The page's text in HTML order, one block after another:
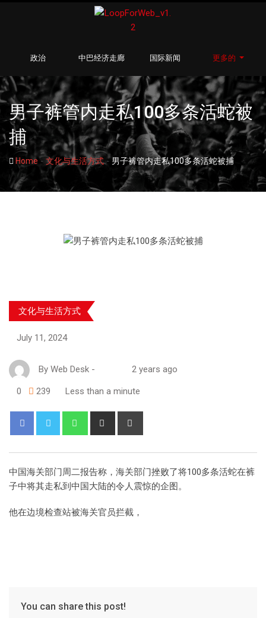
政治 中巴经济走廊 国际新闻 更多的
男子裤管内走私100多条活蛇被
捕
Home- 文化与生活方式-男子裤管内走私100多条活蛇被捕
文化与生活方式
July 11, 2024
By Web Desk - 2 years ago
0 239 Less than a minute
中国海关部门周二报告称，海关部门挫败了将100多条活蛇在裤
子中将其走私到中国大陆的令人震惊的企图。
他在边境检查站被海关官员拦截，
You can share this post!